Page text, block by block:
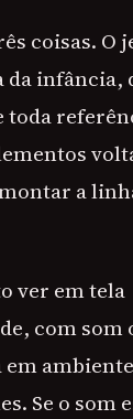
coisas. O
infância,
toda
a
ver em tela
com som
Se o som